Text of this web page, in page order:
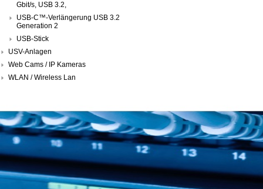
Gbit/s, USB 3.2,
USB-C™-Verlängerung USB 3.2
Generation 2
USB-Stick
USV-Anlagen
Web Cams / IP Kameras
WLAN / Wireless Lan